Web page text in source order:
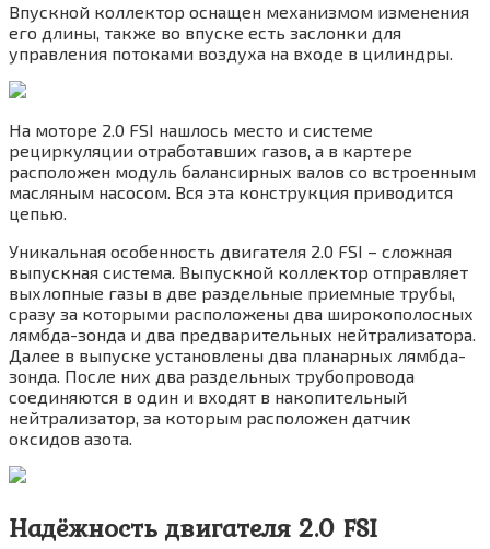
Впускной коллектор оснащен механизмом изменения
его длины, также во впуске есть заслонки для
управления потоками воздуха на входе в цилиндры.
На моторе 2.0 FSI нашлось место и системе
рециркуляции отработавших газов, а в картере
расположен модуль балансирных валов cо встроенным
масляным насосом. Вся эта конструкция приводится
цепью.
Уникальная особенность двигателя 2.0 FSI – сложная
выпускная система. Выпускной коллектор отправляет
выхлопные газы в две раздельные приемные трубы,
сразу за которыми расположены два широкополосных
лямбда-зонда и два предварительных нейтрализатора.
Далее в выпуске установлены два планарных лямбда-
зонда. После них два раздельных трубопровода
соединяются в один и входят в накопительный
нейтрализатор, за которым расположен датчик
оксидов азота.
Надёжность двигателя 2.0 FSI